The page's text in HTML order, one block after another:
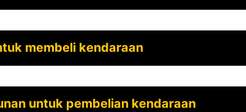
membeli kendaraan
untuk pembelian kendaraan